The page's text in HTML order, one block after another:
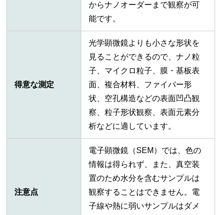
からナノオーダーまで観察が可
能です。
得意な測定
光学顕微鏡よりも小さな形状を
見ることができるので、ナノ粒
子、マイクロ粒子、膜・基板表
面、複合材料、ファイバー形
状、空孔構造などの表面凹凸観
察、粒子形状観察、表面元素分
析などに適しています。
注意点
電子顕微鏡（SEM）では、色の
情報は得られず、また、真空装
置のため水分を含むサンプルは
観察することはできません。電
子線や熱に弱いサンプルはダメ